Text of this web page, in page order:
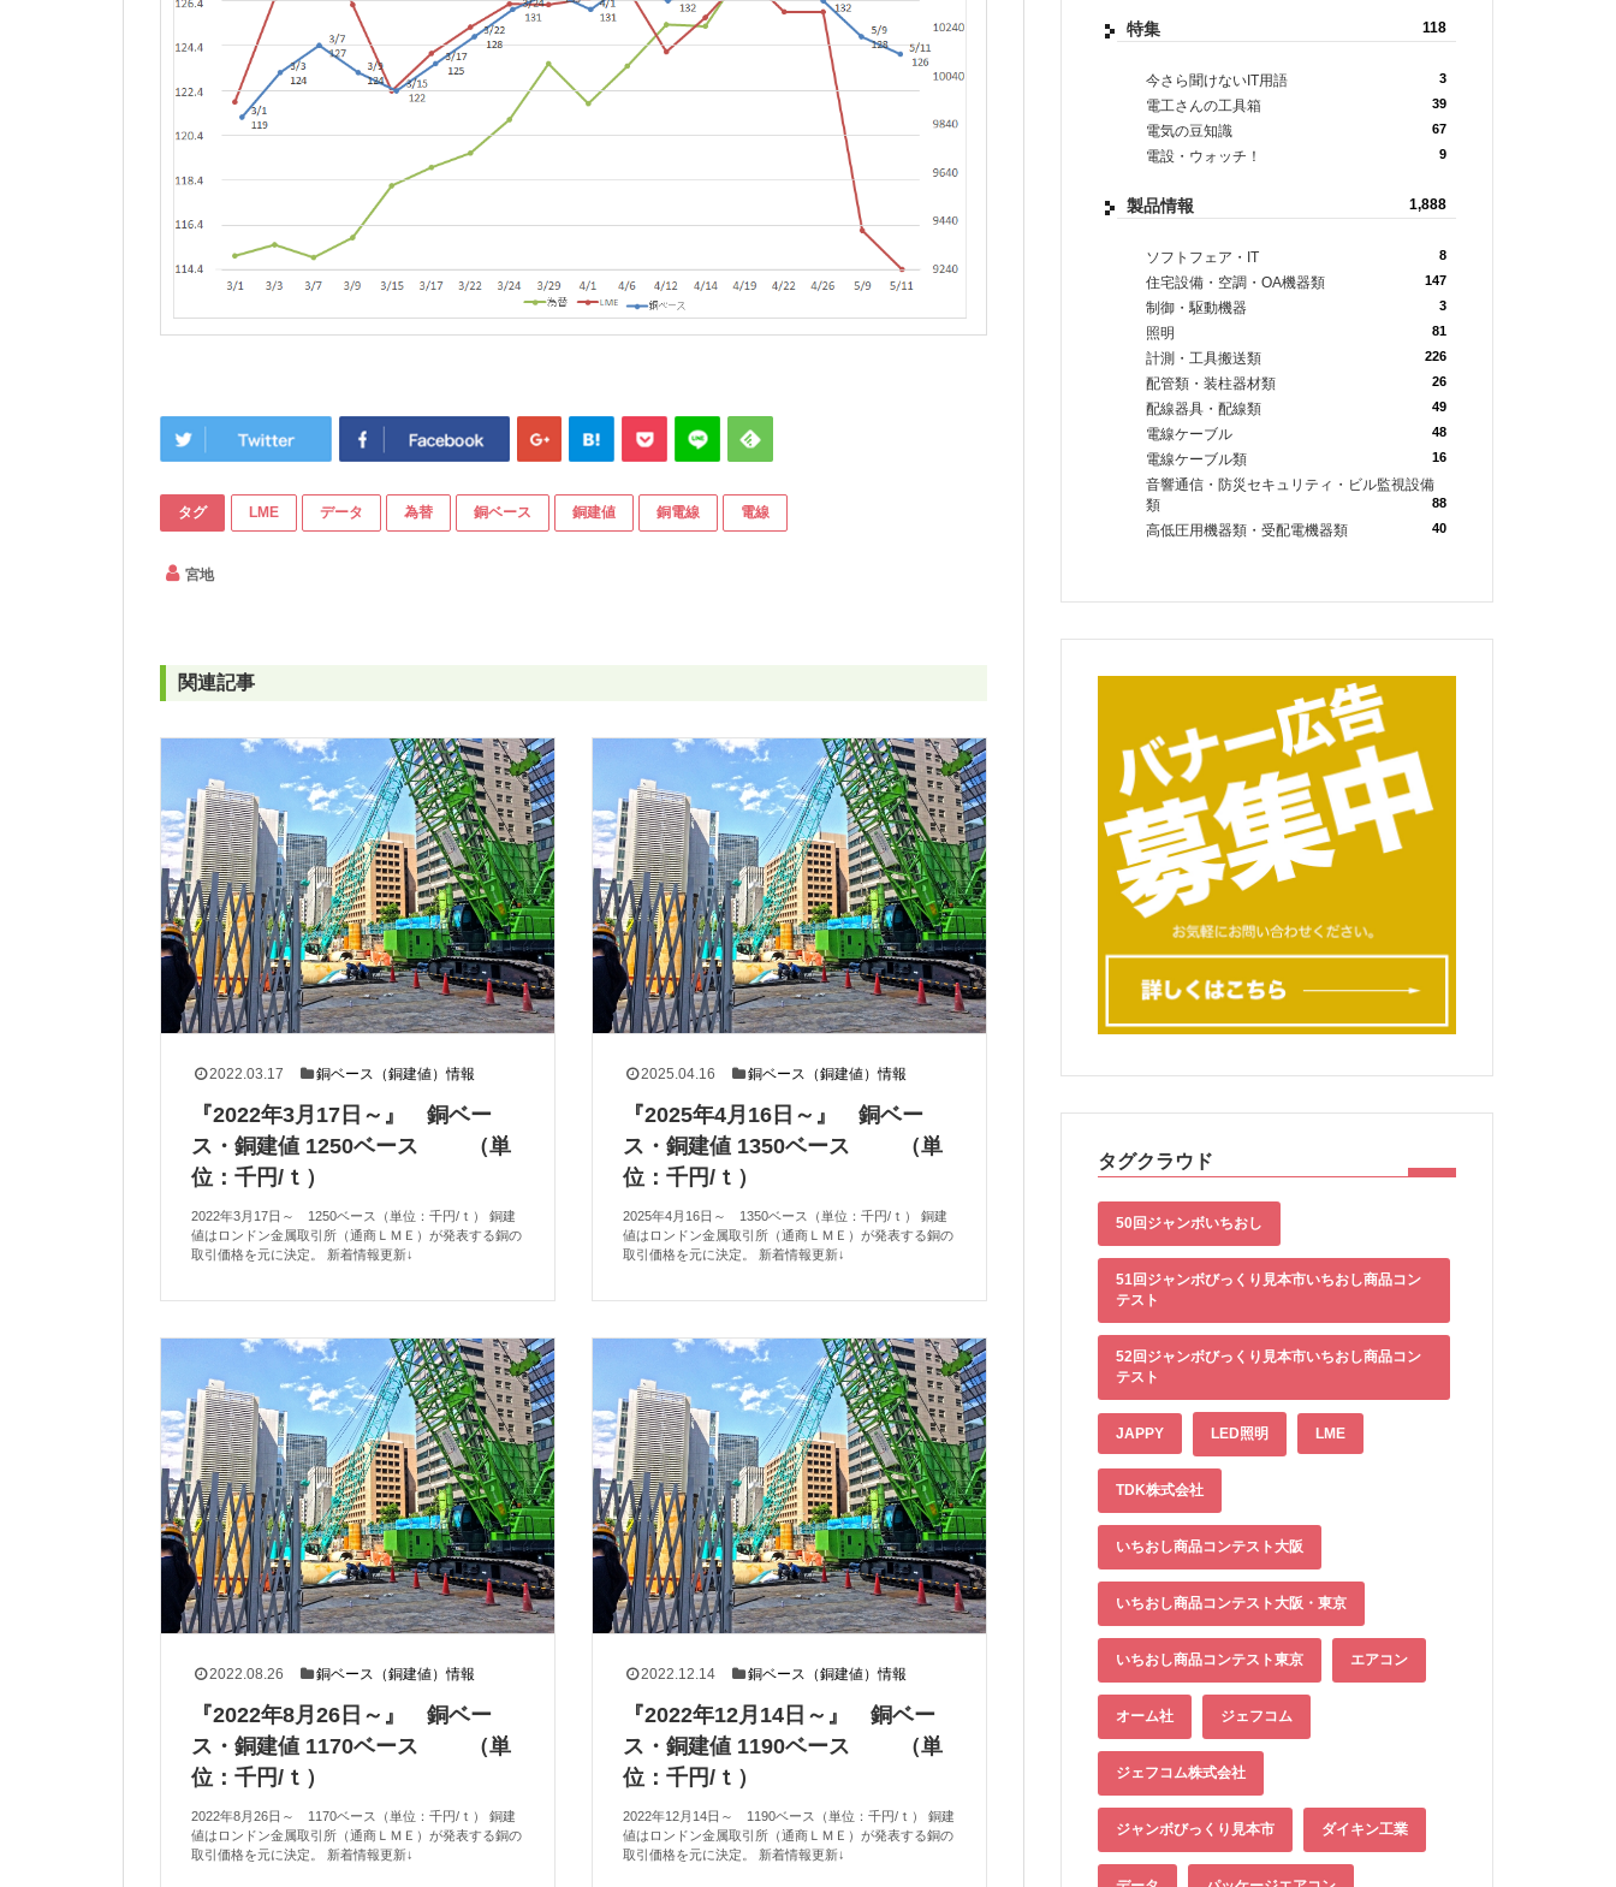
タグ LME データ 為替 銅ベース 銅建値 銅電線 電線
宮地
関連記事
2022.03.17 銅ベース（銅建値）情報
『2022年3月17日～』 銅ベー
ス・銅建値 1250ベース （単
位：千円/ｔ）
2022年3月17日～ 1250ベース（単位：千円/ｔ） 銅建
値はロンドン金属取引所（通商ＬＭＥ）が発表する銅の
取引価格を元に決定。 新着情報更新↓
2025.04.16 銅ベース（銅建値）情報
『2025年4月16日～』 銅ベー
ス・銅建値 1350ベース （単
位：千円/ｔ）
2025年4月16日～ 1350ベース（単位：千円/ｔ） 銅建
値はロンドン金属取引所（通商ＬＭＥ）が発表する銅の
取引価格を元に決定。 新着情報更新↓
2022.08.26 銅ベース（銅建値）情報
『2022年8月26日～』 銅ベー
ス・銅建値 1170ベース （単
位：千円/ｔ）
2022年8月26日～ 1170ベース（単位：千円/ｔ） 銅建
値はロンドン金属取引所（通商ＬＭＥ）が発表する銅の
取引価格を元に決定。 新着情報更新↓
2022.12.14 銅ベース（銅建値）情報
『2022年12月14日～』 銅ベー
ス・銅建値 1190ベース （単
位：千円/ｔ）
2022年12月14日～ 1190ベース（単位：千円/ｔ） 銅建
値はロンドン金属取引所（通商ＬＭＥ）が発表する銅の
取引価格を元に決定。 新着情報更新↓
特集 118
今さら聞けないIT用語 3
電工さんの工具箱 39
電気の豆知識 67
電設・ウォッチ！ 9
製品情報 1,888
ソフトフェア・IT 8
住宅設備・空調・OA機器類 147
制御・駆動機器 3
照明 81
計測・工具搬送類 226
配管類・装柱器材類 26
配線器具・配線類 49
電線ケーブル 48
電線ケーブル類 16
音響通信・防災セキュリティ・ビル監視設備
類
88
高低圧用機器類・受配電機器類 40
タグクラウド
50回ジャンボいちおし
51回ジャンボびっくり見本市いちおし商品コン
テスト
52回ジャンボびっくり見本市いちおし商品コン
テスト
JAPPY LED照明 LME
TDK株式会社
いちおし商品コンテスト大阪
いちおし商品コンテスト大阪・東京
いちおし商品コンテスト東京 エアコン
オーム社 ジェフコム
ジェフコム株式会社
ジャンボびっくり見本市 ダイキン工業